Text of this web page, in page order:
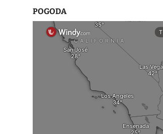
POGODA